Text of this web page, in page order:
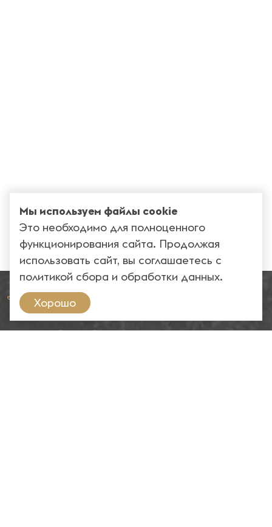
Мы используем файлы cookie
Это необходимо для полноценного
функционирования сайта. Продолжая
использовать сайт, вы соглашаетесь с
политикой сбора и обработки данных.
Хорошо